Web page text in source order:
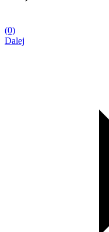
(0)
Dalej